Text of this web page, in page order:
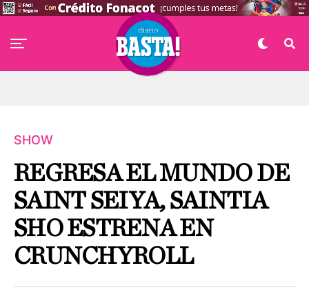
SHOW
REGRESA EL MUNDO DE
SAINT SEIYA, SAINTIA
SHO ESTRENA EN
CRUNCHYROLL